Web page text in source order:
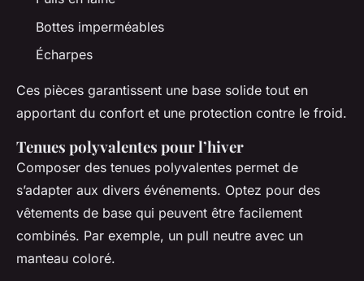
Bottes imperméables
Écharpes
Ces pièces garantissent une base solide tout en
apportant du confort et une protection contre le froid.
Tenues polyvalentes pour l’hiver
Composer des tenues polyvalentes permet de
s’adapter aux divers événements. Optez pour des
vêtements de base qui peuvent être facilement
combinés. Par exemple, un pull neutre avec un
manteau coloré.